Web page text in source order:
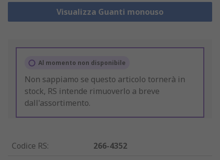
Visualizza Guanti monouso
Al momento non disponibile
Non sappiamo se questo articolo tornerà in
stock, RS intende rimuoverlo a breve
dall'assortimento.
Codice RS:
266-4352